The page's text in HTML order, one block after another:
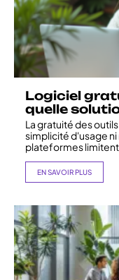
Logiciel
quelle
La gratuité des
simplicité d'usage
plateformes limitent
EN SAVOIR PLUS